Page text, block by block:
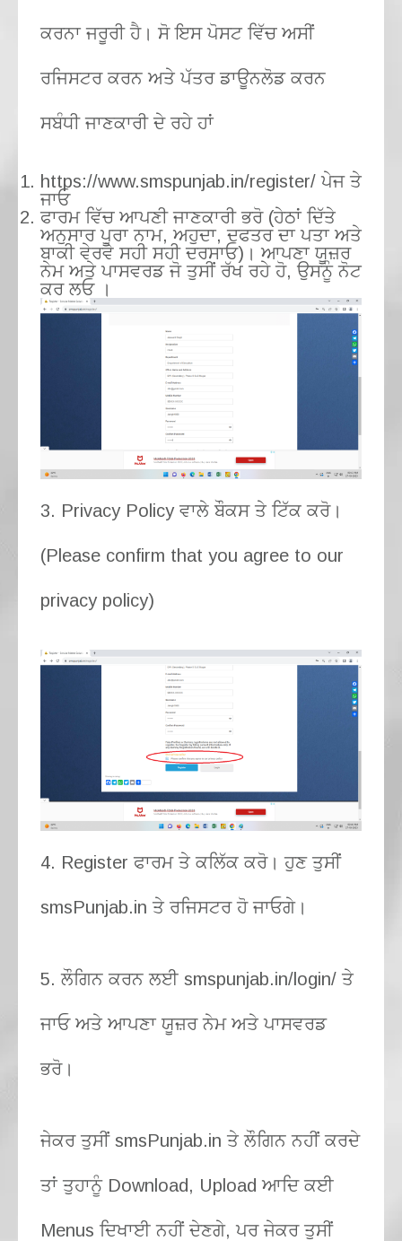
ਕਰਨਾ ਜਰੂਰੀ ਹੈ। ਸੋ ਇਸ ਪੋਸਟ ਵਿੱਚ ਅਸੀਂ
ਰਜਿਸਟਰ ਕਰਨ ਅਤੇ ਪੱਤਰ ਡਾਊਨਲੋਡ ਕਰਨ
ਸਬੰਧੀ ਜਾਣਕਾਰੀ ਦੇ ਰਹੇ ਹਾਂ
https://www.smspunjab.in/register/ ਪੇਜ ਤੇ
ਜਾਓ
ਫਾਰਮ ਵਿੱਚ ਆਪਣੀ ਜਾਣਕਾਰੀ ਭਰੋ (ਹੇਠਾਂ ਦਿੱਤੇ
ਅਨੁਸਾਰ ਪੂਰਾ ਨਾਮ, ਅਹੁਦਾ, ਦਫਤਰ ਦਾ ਪਤਾ ਅਤੇ
ਬਾਕੀ ਵੇਰਵੇ ਸਹੀ ਸਹੀ ਦਰਸਾਓ)। ਆਪਣਾ ਯੂਜ਼ਰ
ਨੇਮ ਅਤੇ ਪਾਸਵਰਡ ਜੋ ਤੁਸੀਂ ਰੱਖ ਰਹੇ ਹੋ, ਉਸਨੂੰ ਨੋਟ
ਕਰ ਲਓ ।
3. Privacy Policy ਵਾਲੇ ਬੌਕਸ ਤੇ ਟਿੱਕ ਕਰੋ।
(Please confirm that you agree to our
privacy policy)
4. Register ਫਾਰਮ ਤੇ ਕਲਿੱਕ ਕਰੋ। ਹੁਣ ਤੁਸੀਂ
smsPunjab.in ਤੇ ਰਜਿਸਟਰ ਹੋ ਜਾਓਗੇ।
5. ਲੌਗਿਨ ਕਰਨ ਲਈ smspunjab.in/login/ ਤੇ
ਜਾਓ ਅਤੇ ਆਪਣਾ ਯੂਜ਼ਰ ਨੇਮ ਅਤੇ ਪਾਸਵਰਡ
ਭਰੋ।
ਜੇਕਰ ਤੁਸੀਂ smsPunjab.in ਤੇ ਲੌਗਿਨ ਨਹੀਂ ਕਰਦੇ
ਤਾਂ ਤੁਹਾਨੂੰ Download, Upload ਆਦਿ ਕਈ
Menus ਦਿਖਾਈ ਨਹੀਂ ਦੇਣਗੇ, ਪਰ ਜੇਕਰ ਤੁਸੀਂ